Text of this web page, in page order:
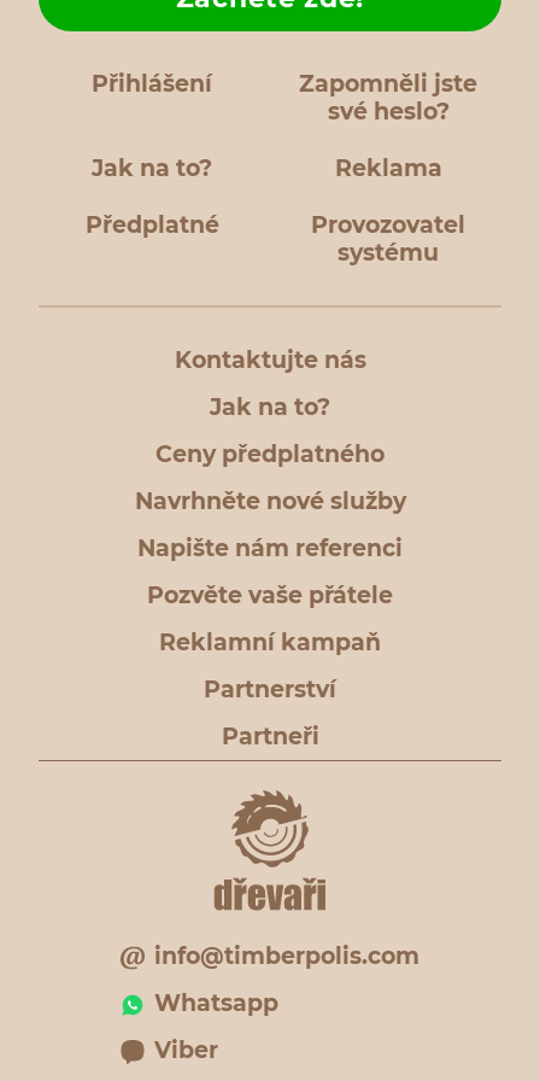
Přihlášení
Zapomněli jste
své heslo?
Jak na to? Reklama
Předplatné
Provozovatel
systému
Kontaktujte nás
Jak na to?
Ceny předplatného
Navrhněte nové služby
Napište nám referenci
Pozvěte vaše přátele
Reklamní kampaň
Partnerství
Partneři
info@timberpolis.com
Whatsapp
Viber